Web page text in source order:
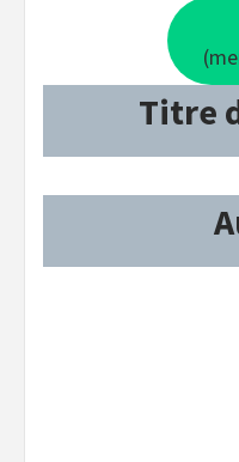
Titre